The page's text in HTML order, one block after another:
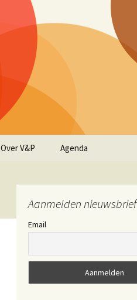
Over V&P Agenda
Aanmelden nieuwsbrief
Email